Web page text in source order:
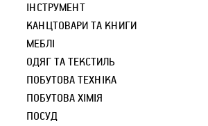
ІНСТРУМЕНТ
КАНЦТОВАРИ ТА КНИГИ
МЕБЛІ
ОДЯГ ТА ТЕКСТИЛЬ
ПОБУТОВА ТЕХНІКА
ПОБУТОВА ХІМІЯ
ПОСУД